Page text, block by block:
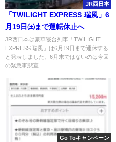
JR西日本
「TWILIGHT EXPRESS 瑞風」6
月19日㈯まで運転休止へ
JR西日本は豪華寝台列車「TWILIGHT
EXPRESS 瑞風」は6月19日まで運休する
と発表しました。6月末ではないのは今回
の緊急事態宣...
Go Toキャンペーン